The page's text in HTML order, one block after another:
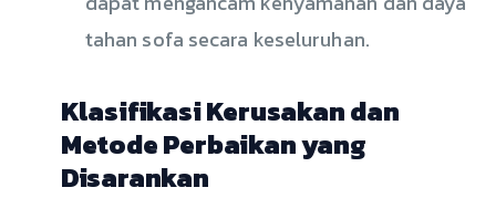
tahan sofa secara keseluruhan.
Klasifikasi Kerusakan dan
Metode Perbaikan yang
Disarankan